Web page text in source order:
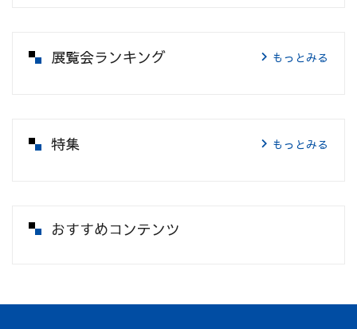
展覧会ランキング もっとみる
特集 もっとみる
おすすめコンテンツ